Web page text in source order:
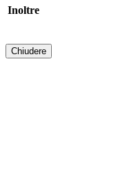
Inoltre
Chiudere